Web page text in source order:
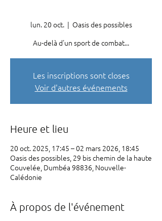
lun. 20 oct.
  |
Oasis des possibles
Les inscriptions sont closes
Voir d'autres événements
Heure et lieu
20 oct. 2025, 17:45 – 02 mars 2026, 18:45
Oasis des possibles, 29 bis chemin de la haute
Couvelée, Dumbéa 98836, Nouvelle-
Calédonie
À propos de l'événement